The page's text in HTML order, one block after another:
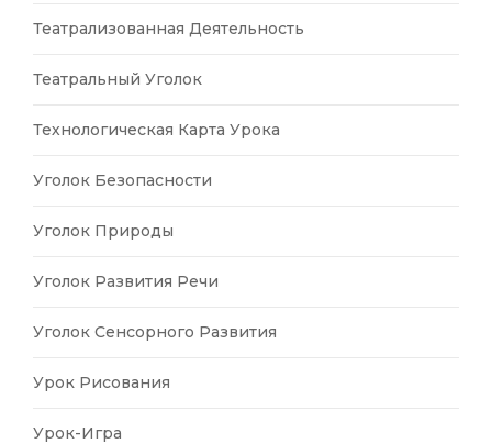
Театрализованная Деятельность
Театральный Уголок
Технологическая Карта Урока
Уголок Безопасности
Уголок Природы
Уголок Развития Речи
Уголок Сенсорного Развития
Урок Рисования
Урок-Игра